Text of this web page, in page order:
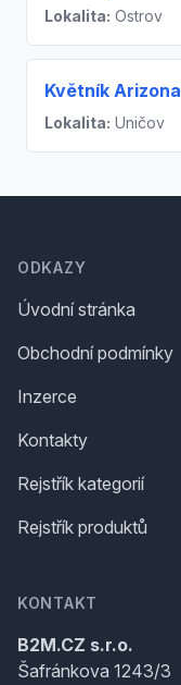
Lokalita: Ostrov
Květník Arizona
Lokalita: Uničov
ODKAZY
Úvodní stránka
Obchodní podmínky
Inzerce
Kontakty
Rejstřík kategorií
Rejstřík produktů
KONTAKT
B2M.CZ s.r.o.
Šafránkova 1243/3